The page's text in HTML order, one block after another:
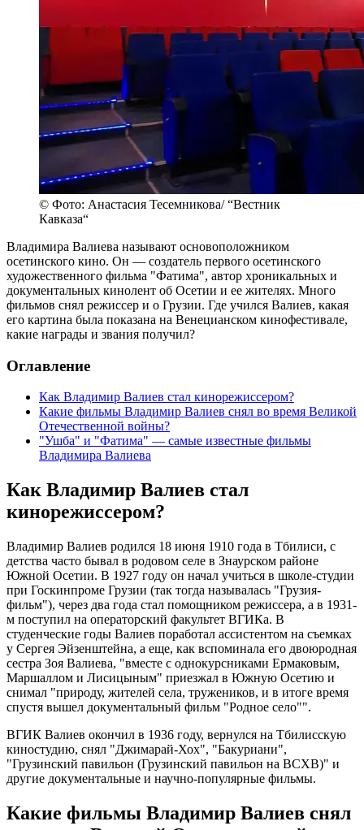
© Фото: Анастасия Тесемникова/ “Вестник
Кавказа“
Владимира Валиева называют основоположником
осетинского кино. Он — создатель первого осетинского
художественного фильма "Фатима", автор хроникальных и
документальных кинолент об Осетии и ее жителях. Много
фильмов снял режиссер и о Грузии. Где учился Валиев, какая
его картина была показана на Венецианском кинофестивале,
какие награды и звания получил?
Оглавление
Как Владимир Валиев стал кинорежиссером?
Какие фильмы Владимир Валиев снял во время Великой
Отечественной войны?
"Ушба" и "Фатима" — самые известные фильмы
Владимира Валиева
Как Владимир Валиев стал
кинорежиссером?
Владимир Валиев родился 18 июня 1910 года в Тбилиси, с
детства часто бывал в родовом селе в Знаурском районе
Южной Осетии. В 1927 году он начал учиться в школе-студии
при Госкинпроме Грузии (так тогда называлась "Грузия-
фильм"), через два года стал помощником режиссера, а в 1931-
м поступил на операторский факультет ВГИКа. В
студенческие годы Валиев поработал ассистентом на съемках
у Сергея Эйзенштейна, а еще, как вспоминала его двоюродная
сестра Зоя Валиева, "вместе с однокурсниками Ермаковым,
Маршаллом и Лисицыным" приезжал в Южную Осетию и
снимал "природу, жителей села, тружеников, и в итоге время
спустя вышел документальный фильм "Родное село"".
ВГИК Валиев окончил в 1936 году, вернулся на Тбилисскую
киностудию, снял "Джимарай-Хох", "Бакуриани",
"Грузинский павильон (Грузинский павильон на ВСХВ)" и
другие документальные и научно-популярные фильмы.
Какие фильмы Владимир Валиев снял